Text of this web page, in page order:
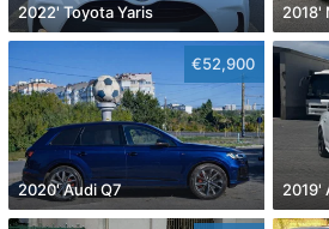
2022' Toyota Yaris 2018'
€52,900
2020' Audi Q7 2019'